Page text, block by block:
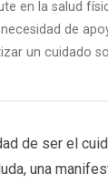
en la salud
de
un cuidado
de ser el
una